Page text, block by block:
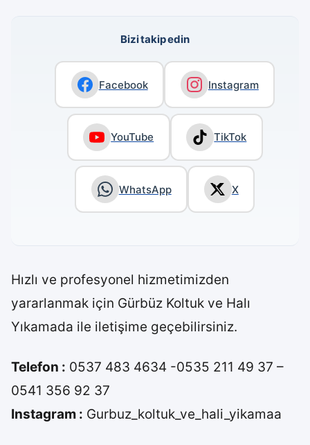
Bizi takip edin
Facebook Instagram
YouTube TikTok
WhatsApp X
Hızlı ve profesyonel hizmetimizden
yararlanmak için Gürbüz Koltuk ve Halı
Yıkamada ile iletişime geçebilirsiniz.
Telefon : 0537 483 4634 -0535 211 49 37 –
0541 356 92 37
Instagram : Gurbuz_koltuk_ve_hali_yikamaa